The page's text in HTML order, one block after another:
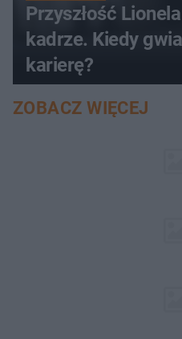
Przyszłość
kadrze. Kiedy
karierę?
ZOBACZ WIĘCEJ